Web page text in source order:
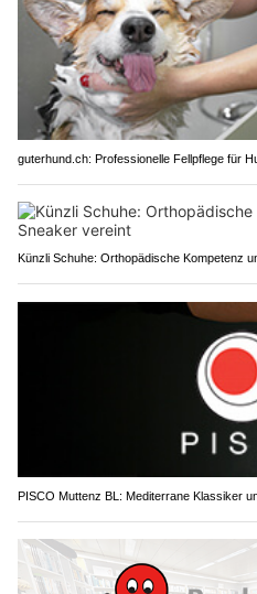
guterhund.ch: Professionelle Fellpflege für
Künzli Schuhe: Orthopädische Kompetenz
PISCO Muttenz BL: Mediterrane Klassiker